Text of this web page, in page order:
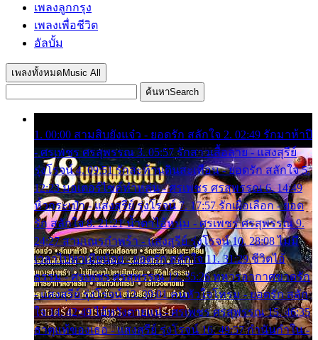
เพลงลูกกรุง
เพลงเพื่อชีวิต
อัลบั้ม
เพลงทั้งหมด Music All
ค้นหาSearch
1. 00:00 สามสิบยังแจ๋ว - ยอดรัก สลักใจ 2. 02:49 รักมาห้าปี
- ศรเพชร ศรสุพรรณ 3. 05:57 รักสาวเสื้อลาย - แสงสุรีย์
รุ่งโรจน์ 4. 09:51 รักสะท้านดินสะเทือน - ยอดรัก สลักใจ 5.
12:23 มอเตอร์ไซค์ทำหล่น - ศรเพชร ศรสุพรรณ 6. 14:49
หิ้วกระเป๋า - แสงสุรีย์ รุ่งโรจน์ 7. 17:57 รักเผื่อเลือก - ยอด
รัก สลักใจ 8. 21:21 น้ำตาไอ้หนุ่ม - ศรเพชร ศรสุพรรณ 9.
24:27 สามเณรกำพร้า - แสงสุรีย์ รุ่งโรจน์ 10. 28:08 ไม่มี
เวลาไปหาเมียน้อย - ยอดรัก สลักใจ 11. 31:29 ชีวิตไอ้
ธรรม - ศรเพชร ศรสุพรรณ 12. 35:26 ทหารอากาศขาดรัก
- แสงสุรีย์ รุ่งโรจน์ 13. 39:01 คนหัวใจโทรม - ยอดรัก สลัก
ใจ 14. 42:49 ไอ้หวังตายแน่ - ศรเพชร ศรสุพรรณ 15. 46:35
ธาตุแท้ของเธอ - แสงสุรีย์ รุ่งโรจน์ 16. 49:57 กำนันกำใน -